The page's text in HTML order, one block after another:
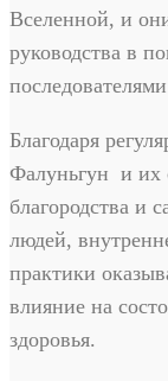
Вселенной, и
руководства в
Благодаря
Фалуньгун и их
благородства и
людей,
практики
влияние на
здоровья.